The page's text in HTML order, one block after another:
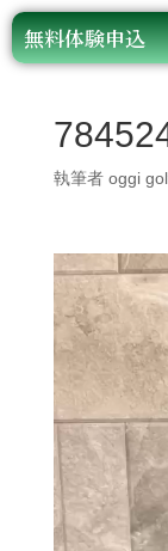
無料体験申込
執筆者 oggi
動
画
プ
レ
ー
ー